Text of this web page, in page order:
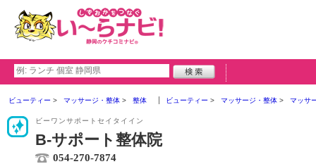
ビューティー マッサージ・整体 整体 ビューティー マッサージ・整体 マッサ
ビーワンサポートセイタイイン
B-サポート整体院
054-270-7874